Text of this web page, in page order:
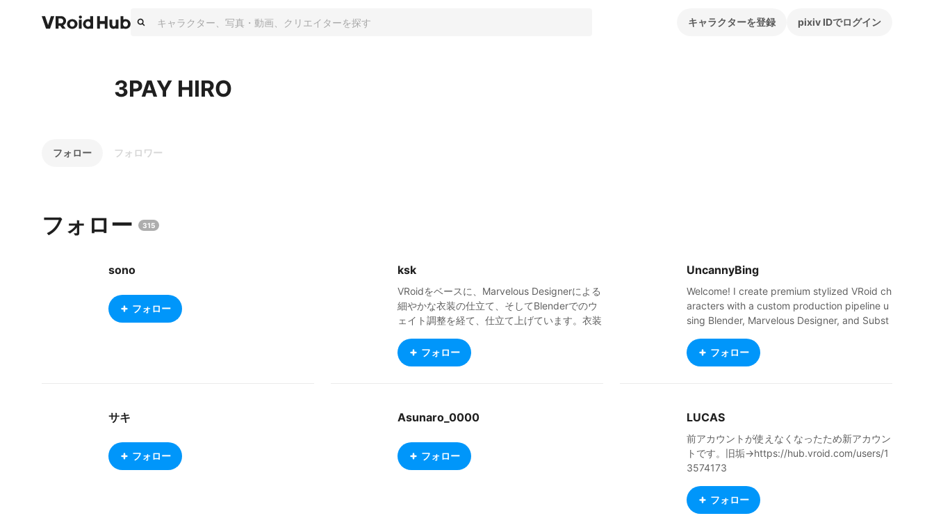
キャラクターを登録 pixiv IDでログイン
3PAY HIRO
フォロー フォロワー
フォロー 315
sono
フォロー
ksk
VRoidをベースに、Marvelous Designerによる
細やかな衣装の仕立て、そしてBlenderでのウ
ェイト調整を経て、仕立て上げています。衣装
用の型紙データ（ZPRJ形式など）は、3D衣装
公開プラットフォーム「CONNECT」にて公
clo-set.com/ja/portfolio/204405/collection/c
売しています。 https://kasou-youhin.booth.p
m/ Instagramでも作品公開しています。 http
フォロー
UncannyBing
Welcome! I create premium stylized VRoid ch
aracters with a custom production pipeline u
sing Blender, Marvelous Designer, and Subst
assets, I focus on creating unique outfits, refi
ned textures, and expressive designs suitabl
フォロー
サキ
フォロー
Asunaro_0000
フォロー
LUCAS
前アカウントが使えなくなったため新アカウン
トです。旧垢→https://hub.vroid.com/users/1
3574173
フォロー